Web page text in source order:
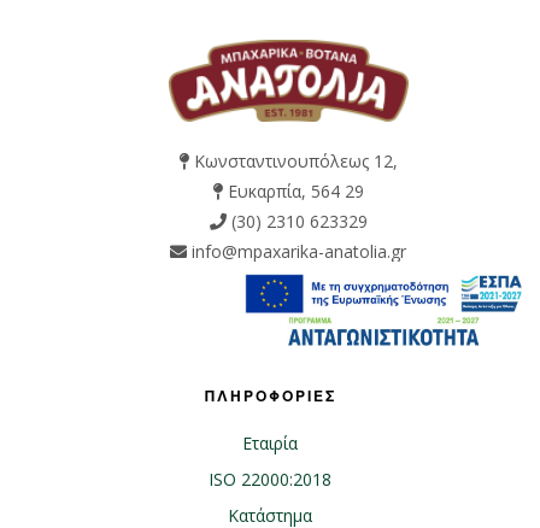
Κωνσταντινουπόλεως 12,
Ευκαρπία, 564 29
(30) 2310 623329
info@mpaxarika-anatolia.gr
ΠΛΗΡΟΦΟΡΙΕΣ
Εταιρία
ISO 22000:2018
Κατάστημα